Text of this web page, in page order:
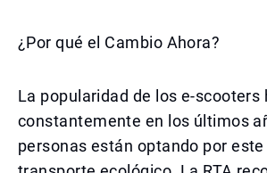
¿Por qué el Cambio Ahora?
La popularidad de los e-scooters
constantemente en los últimos
personas están optando por